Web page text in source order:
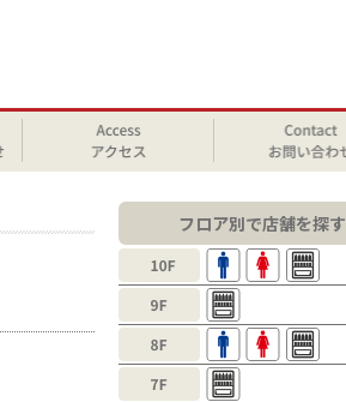
フロア別で店舗を探す